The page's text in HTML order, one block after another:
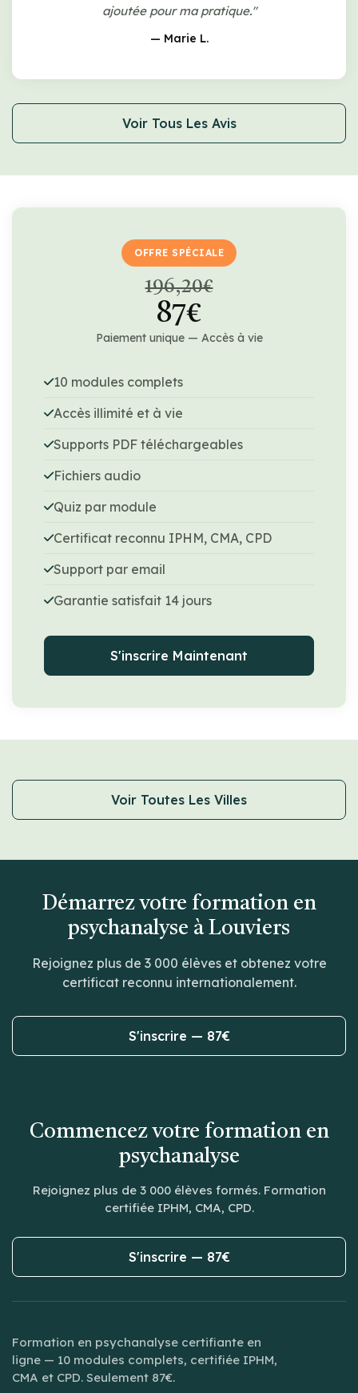
ajoutée pour ma pratique."
— Marie L.
Voir Tous Les Avis
OFFRE SPÉCIALE
196,20€
87€
Paiement unique — Accès à vie
10 modules complets
Accès illimité et à vie
Supports PDF téléchargeables
Fichiers audio
Quiz par module
Certificat reconnu IPHM, CMA, CPD
Support par email
Garantie satisfait 14 jours
S'inscrire Maintenant
Voir Toutes Les Villes
Démarrez votre formation en
psychanalyse à Louviers
Rejoignez plus de 3 000 élèves et obtenez votre
certificat reconnu internationalement.
S'inscrire — 87€
Commencez votre formation en
psychanalyse
Rejoignez plus de 3 000 élèves formés. Formation
certifiée IPHM, CMA, CPD.
S'inscrire — 87€
Formation en psychanalyse certifiante en
ligne — 10 modules complets, certifiée IPHM,
CMA et CPD. Seulement 87€.